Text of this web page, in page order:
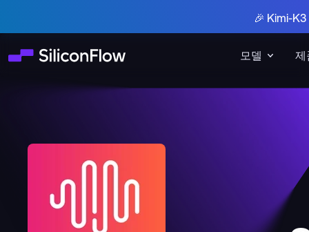
모델 제
🎉 Kimi-